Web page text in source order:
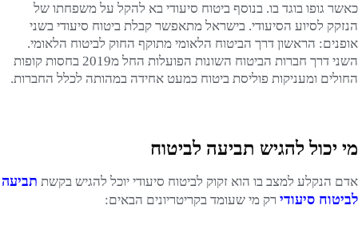
כאשר גופו בוגד בו. בנוסף ביטוח סיעודי בא להקל על משפחתו של
הנזקק לסיוע הסיעודי. בישראל מתאפשר קבלת ביטוח סיעודי בשני
אופנים: הראשון דרך הביטוח הלאומי מתוקף החוק לביטוח הלאומי.
השני דרך חברות הביטוח השונות הפועלות החל מ2019 בחסות קופות
החולים ומעניקות פוליסת ביטוח כמעט אחידה במהותה לכלל החברות.
מי יכול להגיש תביעה לביטוח
אדם הנקלע למצב בו הוא זקוק לביטוח סיעודי יוכל להגיש בקשת תביעה
לביטוח סיעודי רק מי שעומד בקריטריונים הבאים: